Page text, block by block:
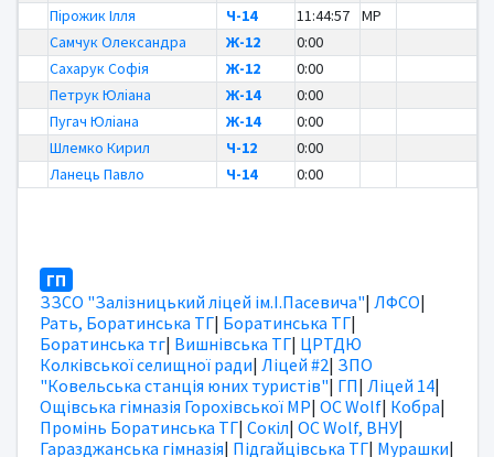
Пірожик Ілля
Ч-14 11:44:57
MP
Самчук Олександра
Ж-12
0:00
Сахарук Софія
Ж-12
0:00
Петрук Юліана
Ж-14
0:00
Пугач Юліана
Ж-14
0:00
Шлемко Кирил
Ч-12
0:00
Ланець Павло
Ч-14 0:00
ГП
ЗЗСО "Залізницький ліцей ім.І.Пасевича"| ЛФСО|
Рать, Боратинська ТГ| Боратинська ТГ|
Боратинська тг| Вишнівська ТГ| ЦРТДЮ
Колківської селищної ради| Ліцей #2| ЗПО
"Ковельська станція юних туристів"| ГП| Ліцей 14|
Ощівська гімназія Горохівської МР| OC Wolf| Кобра|
Промінь Боратинська ТГ| Сокіл| OC Wolf, ВНУ|
Гаразджанська гімназія| Підгайцівська ТГ| Мурашки|